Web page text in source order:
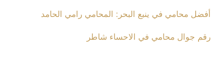
أفضل محامي في ينبع البحر: المحامي رامي الحامد
رقم جوال محامي في الاحساء شاطر